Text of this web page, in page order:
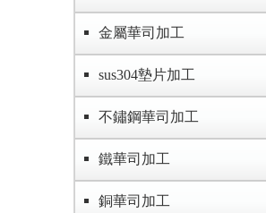
金屬華司加工
sus304墊片加工
不鏽鋼華司加工
鐵華司加工
銅華司加工